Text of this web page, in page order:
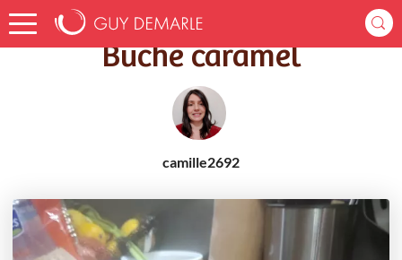
Accueil Recettes Bûche caramel
Bûche caramel
camille2692